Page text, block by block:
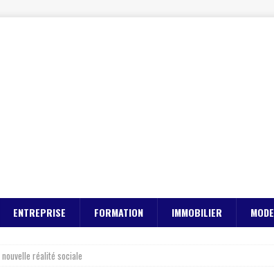
ENTREPRISE FORMATION IMMOBILIER MODE
réalité sociale